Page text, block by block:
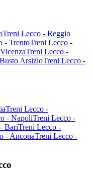
Treni Lecco - Reggio
- TrentoTreni Lecco -
Treni Lecco -
ArsizioTreni Lecco -
Treni Lecco -
- NapoliTreni Lecco -
BariTreni Lecco -
- AnconaTreni Lecco -